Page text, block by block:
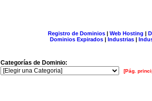
Registro de Dominios| Web Hosting |
Dominios Expirados | Industrias |
Categorías de Dominio:
[Pág.